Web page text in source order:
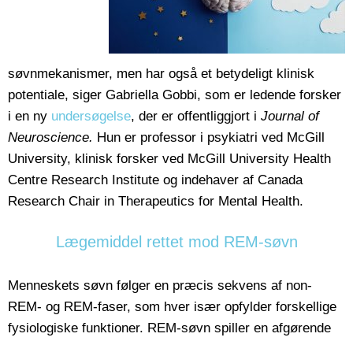
søvnmekanismer, men har også et betydeligt klinisk
potentiale, siger Gabriella Gobbi, som er ledende forsker
i en ny undersøgelse, der er offentliggjort i Journal of
Neuroscience. Hun er professor i psykiatri ved McGill
University, klinisk forsker ved McGill University Health
Centre Research Institute og indehaver af Canada
Research Chair in Therapeutics for Mental Health.
Lægemiddel rettet mod REM-søvn
Menneskets søvn følger en præcis sekvens af non-
REM- og REM-faser, som hver især opfylder forskellige
fysiologiske funktioner. REM-søvn spiller en afgørende